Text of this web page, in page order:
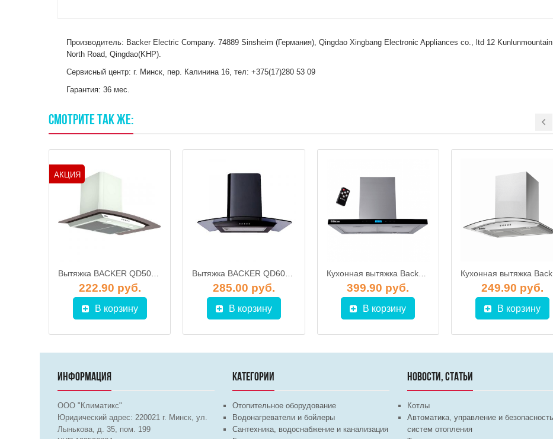
Производитель: Baсker Electric Company. 74889 Sinsheim (Германия), Qingdao Xingbang Electronic Appliances co., ltd 12 Kunlunmountain
North Road, Qingdao(KHP).
Сервисный центр: г. Минск, пер. Калинина 16, тел: +375(17)280 53 09
Гарантия: 36 мес.
СМОТРИТЕ ТАКЖЕ:
АКЦИЯ
Вытяжка BACKER QD50A-G6L100 Shiny White Dark Glass
222.90 руб.
В корзину
Вытяжка BACKER QD60A-G6L200 BLACK DARK GLASS (60 см) 1100м3/ч
285.00 руб.
В корзину
Кухонная вытяжка Backer CH90E-TGL200 Inox Black Glass
399.90 руб.
В корзину
249.90 руб.
В корзину
ИНФОРМАЦИЯ
ООО "Климатикс"
Юридический адрес:220021 г. Минск, ул.
Лынькова, д. 35, пом. 199
КАТЕГОРИИ
Отопительное оборудование
Водонагреватели и бойлеры
Сантехника, водоснабжение и канализация
НОВОСТИ, СТАТЬИ
Котлы
Автоматика, управление и безопасность
систем отопления